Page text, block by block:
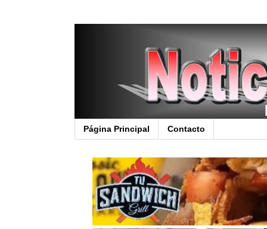
Página Principal Contacto